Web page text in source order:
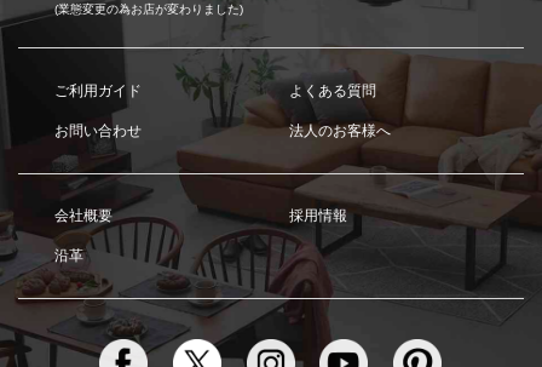
(業態変更の為お店が変わりました)
ご利用ガイド よくある質問
お問い合わせ 法人のお客様へ
会社概要 採用情報
沿革